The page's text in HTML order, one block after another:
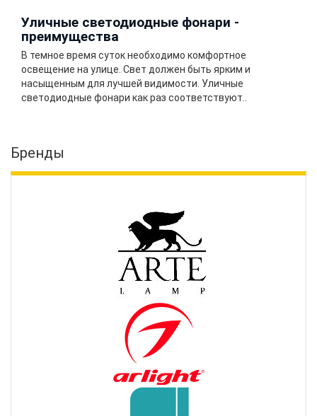
Уличные светодиодные фонари -
преимущества
В темное время суток необходимо комфортное
освещение на улице. Свет должен быть ярким и
насыщенным для лучшей видимости. Уличные
светодиодные фонари как раз соответствуют..
Бренды